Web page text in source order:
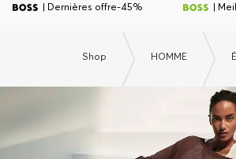
| Dernières offre-45% |
Shop HOMME